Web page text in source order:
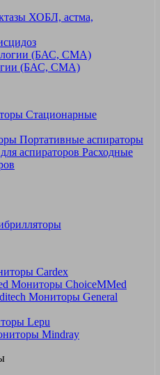
ХОБЛ, астма,
(БАС, СМА)
Стационарные
Портативные аспираторы
Расходные
Cardex
Мониторы ChoiceMMed
Мониторы General
Lepu
Mindray